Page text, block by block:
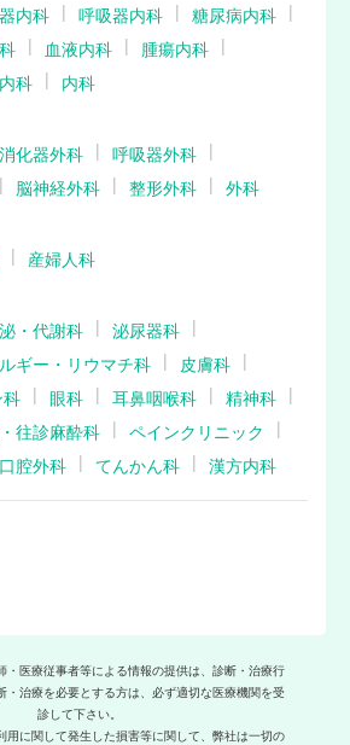
内科 呼吸器内科
糖尿病内科
血液内科
腫瘍内科
科
内科
消化器外科
呼吸器外科
脳神経外科 整形外科
外科
産婦人科
・代謝科
泌尿器科
ギー・リウマチ科
皮膚科
眼科 耳鼻咽喉科
精神科
往診麻酔科
ペインクリニック
腔外科 てんかん科 漢方内科
・医療従事者等による情報の提供は、診断・治療行
・治療を必要とする方は、必ず適切な医療機関を受
診して下さい。
用に関して発生した損害等に関して、弊社は一切の